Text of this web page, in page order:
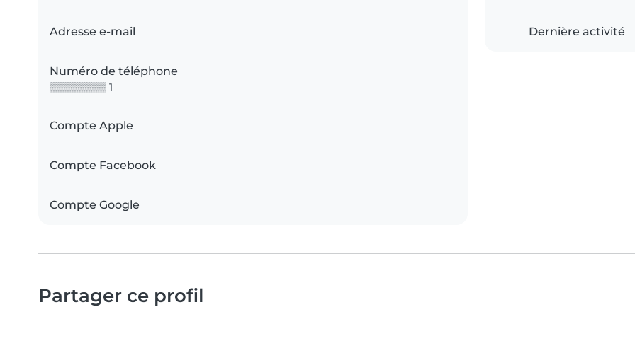
Adresse e-mail
Numéro de téléphone
▒▒▒▒▒▒▒▒ 1
Compte Apple
Compte Facebook
Compte Google
Dernière activité
Partager ce profil